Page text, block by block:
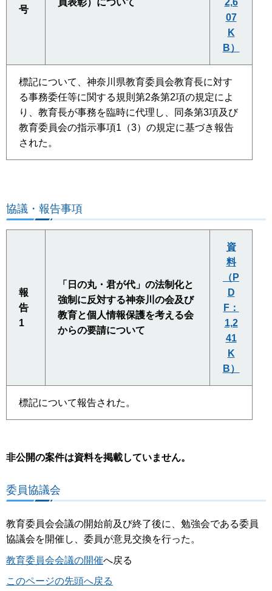
号
07
K
B）
標記について、神奈川県教育委員会教育長に対す
る事務委任等に関する規則第2条第2項の規定によ
り、教育長が事務を臨時に代理し、同条第3項及び
教育委員会の指示事項1（3）の規定に基づき報告
された。
協議・報告事項
報
告
1
「日の丸・君が代」の法制化と
強制に反対する神奈川の会及び
教育と個人情報保護を考える会
からの要請について
資
料
（P
D
F：
1,2
41
K
B）
標記について報告された。
非公開の案件は資料を掲載していません。
委員協議会
教育委員会会議の開始前及び終了後に、勉強会である委員
協議会を開催し、委員が意見交換を行った。
教育委員会会議の開催へ戻る
このページの先頭へ戻る